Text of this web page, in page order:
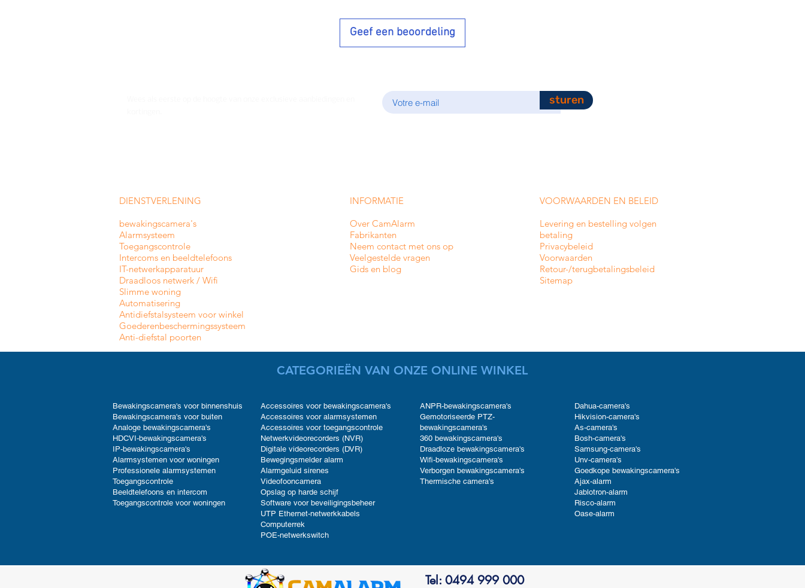
Geef een beoordeling
sturen
DIENSTVERLENING
bewakingscamera's
Alarmsysteem
Toegangscontrole
Intercoms en beeldtelefoons
IT-netwerkapparatuur
Draadloos netwerk / Wifi
Slimme woning
Automatisering
Antidiefstalsysteem voor winkel
Goederenbeschermingssysteem
Anti-diefstal poorten
INFORMATIE
Over CamAlarm
Fabrikanten
Neem contact met ons op
Veelgestelde vragen
Gids en blog
VOORWAARDEN EN BELEID
Levering en bestelling volgen
betaling
Privacybeleid
Voorwaarden
Retour-/terugbetalingsbeleid
Sitemap
CATEGORIEËN VAN ONZE ONLINE WINKEL
Bewakingscamera's voor binnenshuis
Bewakingscamera's voor buiten
Analoge bewakingscamera's
HDCVI-bewakingscamera's
IP-bewakingscamera's
Alarmsystemen voor woningen
Professionele alarmsystemen
Toegangscontrole
Beeldtelefoons en intercom
Toegangscontrole voor woningen
Accessoires voor bewakingscamera's
Accessoires voor alarmsystemen
Accessoires voor toegangscontrole
Netwerkvideorecorders (NVR)
Digitale videorecorders (DVR)
Bewegingsmelder alarm
Alarmgeluid sirenes
Videofooncamera
Opslag op harde schijf
Software voor beveiligingsbeheer
UTP Ethernet-netwerkkabels
Computerrek
POE-netwerkswitch
ANPR-bewakingscamera's
Gemotoriseerde PTZ-
bewakingscamera's
360 bewakingscamera's
Draadloze bewakingscamera's
Wifi-bewakingscamera's
Verborgen bewakingscamera's
Thermische camera's
Dahua-camera's
Hikvision-camera's
As-camera's
Bosh-camera's
Samsung-camera's
Unv-camera's
Goedkope bewakingscamera's
Ajax-alarm
Jablotron-alarm
Risco-alarm
Oase-alarm
Tel: 0494 999 000